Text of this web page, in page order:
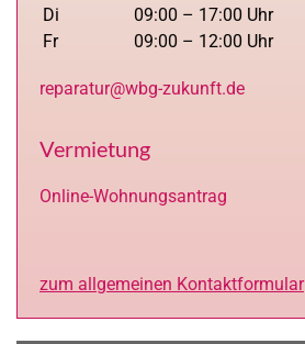
Di
09:00 – 17:00 Uhr
Fr
09:00 – 12:00 Uhr
reparatur@wbg-zukunft.de
Vermietung
Online-Wohnungsantrag
zum allgemeinen Kontaktformular